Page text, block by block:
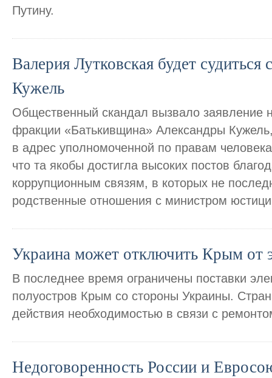
Путину.
Валерия Лутковская будет судиться
Кужель
Общественный скандал вызвало заявление
фракции «Батькивщина» Александры
в адрес уполномоченной по правам
что та якобы достигла высоких постов
коррупционным связям, в которых не
родственные отношения с министром
Украина может отключить Крым от
В последнее время ограничены поставки
полуостров Крым со стороны Украины.
действия необходимостью в связи с
Недоговоренность России и